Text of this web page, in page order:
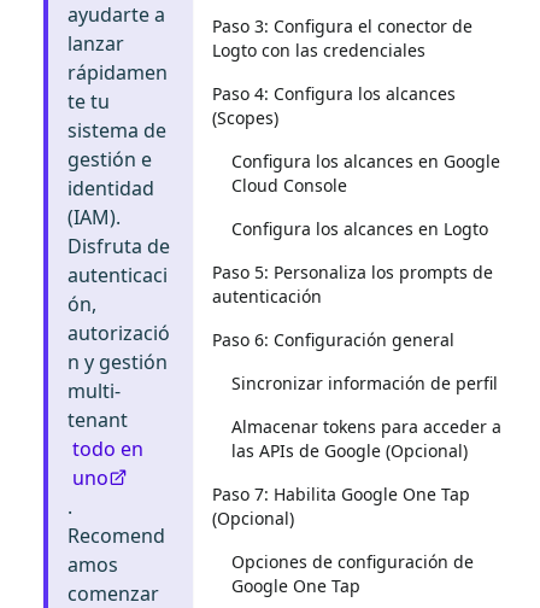
ayudarte a
lanzar
rápidamen
te tu
sistema de
gestión e
identidad
(IAM).
Disfruta de
autenticaci
ón,
autorizació
n y gestión
multi-
tenant
todo en
uno
.
Recomend
amos
comenzar
Paso 3: Configura el conector de
Logto con las credenciales
Paso 4: Configura los alcances
(Scopes)
Configura los alcances en Google
Cloud Console
Configura los alcances en Logto
Paso 5: Personaliza los prompts de
autenticación
Paso 6: Configuración general
Sincronizar información de perfil
Almacenar tokens para acceder a
las APIs de Google (Opcional)
Paso 7: Habilita Google One Tap
(Opcional)
Opciones de configuración de
Google One Tap